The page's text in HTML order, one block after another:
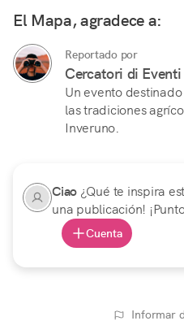
El Mapa, agradece a:
Reportado por
Cercatori di Eventi
Un evento
las tradiciones
Inveruno.
Ciao ¿Qué te inspira
una publicación!
Cuenta
Informar